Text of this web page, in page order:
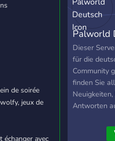
de soirée
jeux de
échanger avec
Palworld
Dieser
für die
Community
finden Sie
Antworten
Spielen.